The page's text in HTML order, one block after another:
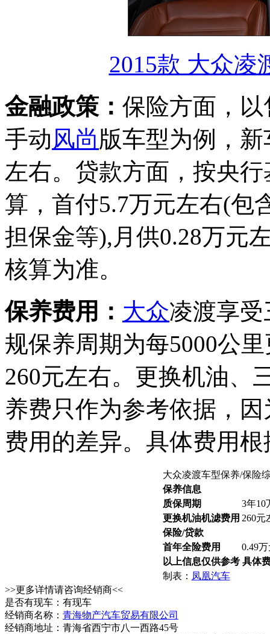
2015款 大众凌
金融政策： 保险方面，以
手动风尚版车型为例，
左右。贷款方面，按央
算，首付5.7万元左右(包
担保金等),月供0.28万元
核算为准。
保养费用： 大众凌渡享
规保养周期为每5000公
260元左右。更换机油、
养费只作为参考依据，
费用的差异。具体费用
大众凌渡车型保养/保险
保养信息
质保周期
3年10
更换机油机滤费用 260元
保险/贷款
首年全险费用
0.49
以上信息仅供参考 具体
制表： 凤凰汽车
>>更多详情请咨询经销商<<
是否有现车：有现车
经销商名称： 青海物产汽车贸易有限公司
经销商地址：青海省西宁市八一西路45号